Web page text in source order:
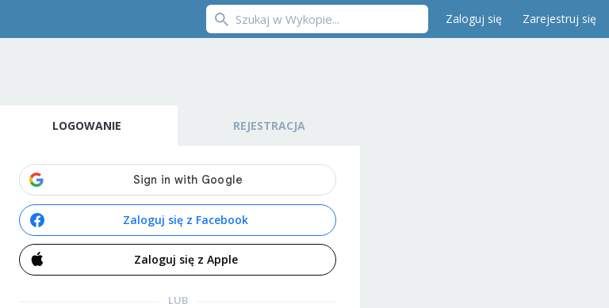
Zaloguj się Zarejestruj się
LOGOWANIE REJESTRACJA
Zaloguj się z Facebook
Zaloguj się z Apple
LUB